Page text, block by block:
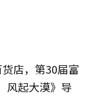
店，第30届富
风起大漠》导